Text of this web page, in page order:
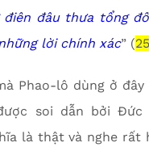
điên đâu thưa tổng
lời chính xác” (25
Phao-lô dùng ở đây
soi dẫn bởi Đức
là thật và nghe rất